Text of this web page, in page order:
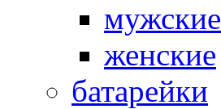
мужские
женские
батарейки